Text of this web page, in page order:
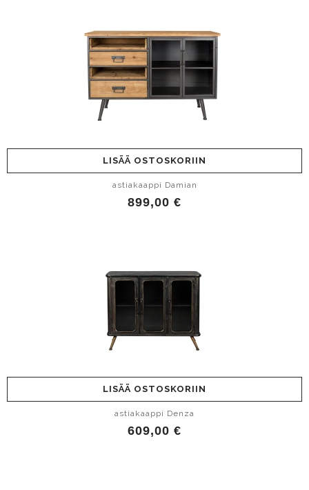
LISÄÄ OSTOSKORIIN
astiakaappi Damian
899,00 €
LISÄÄ OSTOSKORIIN
astiakaappi Denza
609,00 €